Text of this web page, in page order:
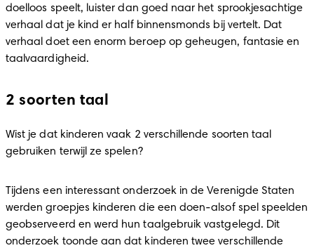
doelloos speelt, luister dan goed naar het sprookjesachtige
verhaal dat je kind er half binnensmonds bij vertelt. Dat
verhaal doet een enorm beroep op geheugen, fantasie en
taalvaardigheid.
2 soorten taal
Wist je dat kinderen vaak 2 verschillende soorten taal
gebruiken terwijl ze spelen?
Tijdens een interessant onderzoek in de Verenigde Staten
werden groepjes kinderen die een doen-alsof spel speelden
geobserveerd en werd hun taalgebruik vastgelegd. Dit
onderzoek toonde aan dat kinderen twee verschillende